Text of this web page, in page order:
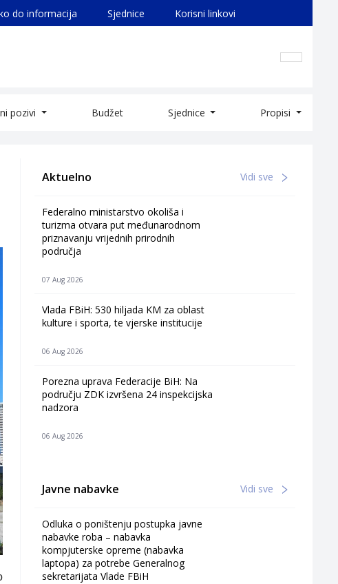
do informacija Sjednice Korisni linkovi
pozivi Budžet Sjednice Propisi
Aktuelno Vidi sve
Federalno ministarstvo okoliša i
turizma otvara put međunarodnom
priznavanju vrijednih prirodnih
područja
07 Aug 2026
Vlada FBiH: 530 hiljada KM za oblast
kulture i sporta, te vjerske institucije
06 Aug 2026
Porezna uprava Federacije BiH: Na
području ZDK izvršena 24 inspekcijska
nadzora
06 Aug 2026
Javne nabavke Vidi sve
Odluka o poništenju postupka javne
nabavke roba – nabavka
kompjuterske opreme (nabavka
laptopa) za potrebe Generalnog
sekretarijata Vlade FBiH